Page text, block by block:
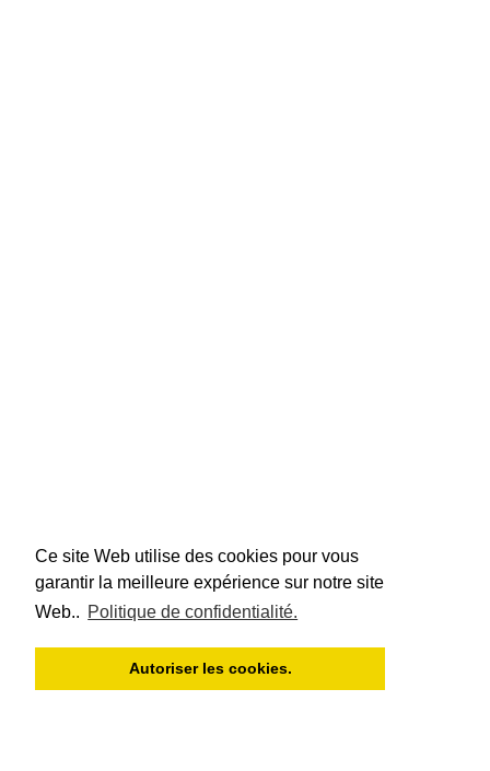
Ce site Web utilise des cookies pour vous
garantir la meilleure expérience sur notre site
Web.. Politique de confidentialité.
Autoriser les cookies.